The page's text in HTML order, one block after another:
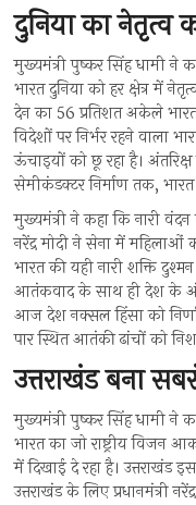
दुनिया का नेतृत्व
मुख्यमंत्री पुष्कर सिंह धामी ने
भारत दुनिया को हर क्षेत्र में
देन का 56 प्रतिशत अकेले
विदेशों पर निर्भर रहने वाला
ऊंचाइयों को छू रहा है।
सेमीकंडक्टर निर्माण तक,
मुख्यमंत्री ने कहा कि नारी
नरेंद्र मोदी ने सेना में
भारत की यही नारी शक्ति
आतंकवाद के साथ ही देश के
आज देश नक्सल हिंसा को
पार स्थित आतंकी ढांचों को
उत्तराखंड बना
मुख्यमंत्री पुष्कर सिंह धामी ने
भारत का जो राष्ट्रीय विजन
में दिखाई दे रहा है। उत्तराखंड
उत्तराखंड के लिए प्रधानमंत्री